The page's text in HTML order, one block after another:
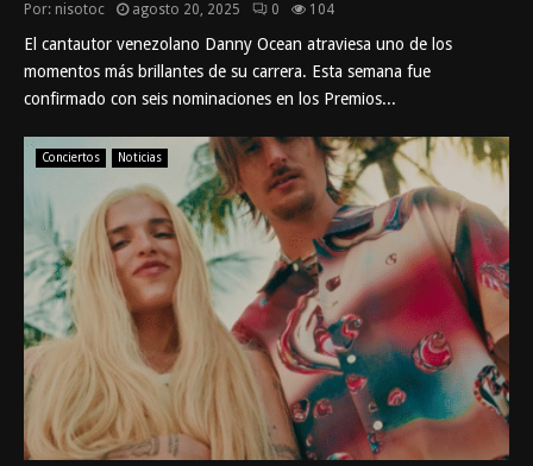
Por: nisotoc agosto 20, 2025 0 104
El cantautor venezolano Danny Ocean atraviesa uno de los
momentos más brillantes de su carrera. Esta semana fue
confirmado con seis nominaciones en los Premios...
Conciertos Noticias